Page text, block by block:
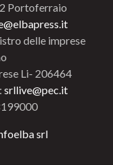
Portoferraio
delle imprese
Li- 206464
srllive@pec.it
srl